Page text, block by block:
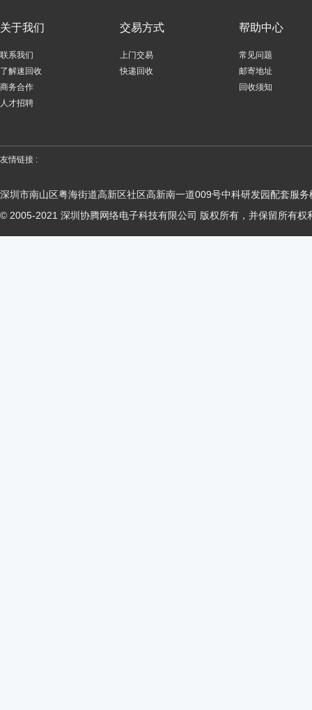
关于我们
联系我们
了解速回收
商务合作
人才招聘
交易方式
上门交易
快递回收
帮助中心
常见问题
邮寄地址
回收须知
友情链接 :
深圳市南山区粤海街道高新区社区高新南一道009号中科研发园配套服务
© 2005-2021 深圳协腾网络电子科技有限公司 版权所有，并保留所有权